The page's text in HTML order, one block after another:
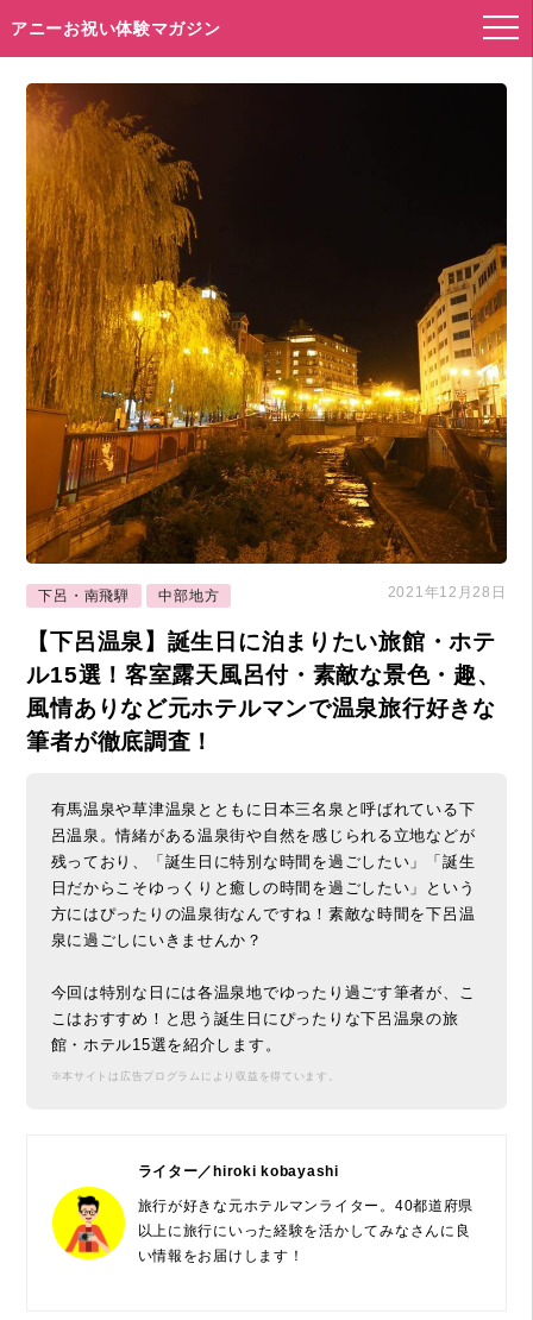
アニーお祝い体験マガジン
下呂・南飛騨 中部地方 2021年12月28日
【下呂温泉】誕生日に泊まりたい旅館・ホテ
ル15選！客室露天風呂付・素敵な景色・趣、
風情ありなど元ホテルマンで温泉旅行好きな
筆者が徹底調査！
有馬温泉や草津温泉とともに日本三名泉と呼ばれている下
呂温泉。情緒がある温泉街や自然を感じられる立地などが
残っており、「誕生日に特別な時間を過ごしたい」「誕生
日だからこそゆっくりと癒しの時間を過ごしたい」という
方にはぴったりの温泉街なんですね！素敵な時間を下呂温
泉に過ごしにいきませんか？
今回は特別な日には各温泉地でゆったり過ごす筆者が、こ
こはおすすめ！と思う誕生日にぴったりな下呂温泉の旅
館・ホテル15選を紹介します。
※本サイトは広告プログラムにより収益を得ています。
ライター／hiroki kobayashi
旅行が好きな元ホテルマンライター。40都道府県
以上に旅行にいった経験を活かしてみなさんに良
い情報をお届けします！